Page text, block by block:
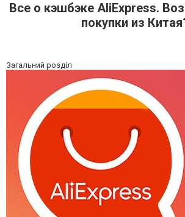
Все о кэшбэке AliExpress.
покупки из
Загальний розділ